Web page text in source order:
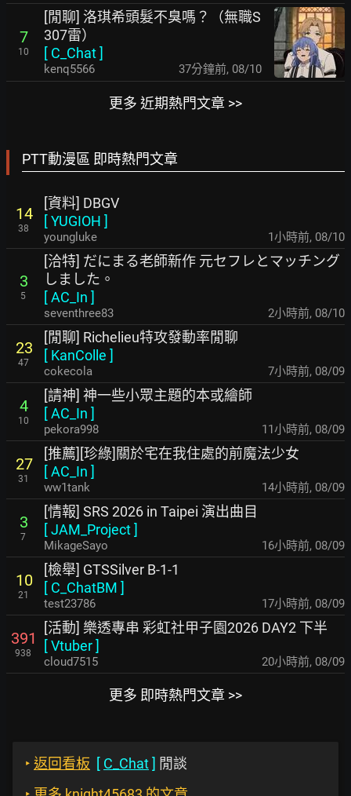
7
10
[閒聊] 洛琪希頭髮不臭嗎？（無職S
307雷）
[ C_Chat]
kenq5566 37分鐘前, 08/10
更多 近期熱門文章 >>
PTT動漫區 即時熱門文章
14
38
[資料] DBGV
[YUGIOH ]
youngluke 1小時前, 08/10
3
5
[洽特] だにまる老師新作 元セフレとマッチング
しました。
[AC_In ]
seventhree83 2小時前, 08/10
23
47
[閒聊] Richelieu特攻發動率閒聊
[ KanColle ]
cokecola 7小時前, 08/09
4
10
[請神] 神一些小眾主題的本或繪師
[AC_In ]
pekora998 11小時前, 08/09
27
31
[推薦][珍綠]關於宅在我住處的前魔法少女
[AC_In ]
ww1tank 14小時前, 08/09
3
7
[情報] SRS 2026 in Taipei 演出曲目
[JAM_Project]
MikageSayo 16小時前, 08/09
10
21
[檢舉] GTSSilver B-1-1
[ C_ChatBM ]
test23786 17小時前, 08/09
391
938
[活動] 樂透專串 彩虹社甲子園2026 DAY2 下半
[Vtuber]
cloud7515 20小時前, 08/09
更多 即時熱門文章 >>
‣ 返回看板 [ C_Chat] 閒談